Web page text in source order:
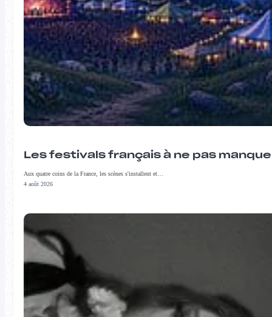
Les festivals français à ne pas
Aux quatre coins de la France, les scènes s'installent et…
4 août 2026